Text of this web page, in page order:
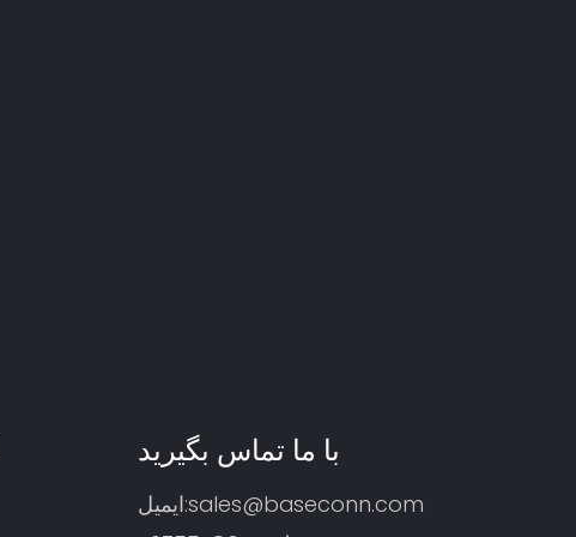
با ما تماس بگیرید
ایمیل:sales@baseconn.com